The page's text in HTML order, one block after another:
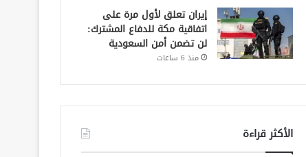
إيران تعلق لأول مرة على
اتفاقية مكة للدفاع المشترك:
لن تضمن أمن السعودية
منذ 6 ساعات
الأكثر قراءة